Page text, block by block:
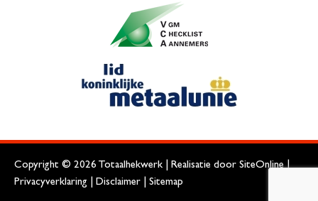
Copyright © 2026 Totaalhekwerk | Realisatie door SiteOnline|
Privacyverklaring
Disclaimer Sitemap